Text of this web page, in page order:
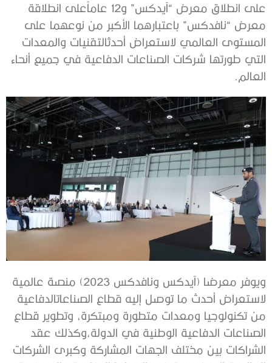
على انطلاق معرض “آيدكس” و12 عاماًعلى انطلاقة
معرض “نافدكس” باعتبارهما الأكبر من نوعهما على
المستوى العالمي لاستعراض أحدثالتقنيات والمعدات
التي طورتها شركات الصناعات الدفاعية في جميع أنحاء
العالم
ويوفر معرضا (آيدكس ونافدكس منصة عالمية
لاستعراض أحدث ما توصل إليه قطاع الصناعاتالدفاعية
من تكنولوجيا ومعدات متطورة ومبتكرة، وتطوير قطاع
الصناعات الدفاعية الوطنية في الدولة،وكذلك عقد
الشراكات بين مختلف الجهات المشاركة وكبرى الشركات